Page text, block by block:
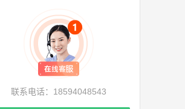
联系电话：18594048543